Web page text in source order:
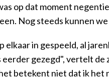
op dat moment
Nog steeds kunnen
in gespeeld, al
eerder gezegd", vertelt
betekent niet dat ik